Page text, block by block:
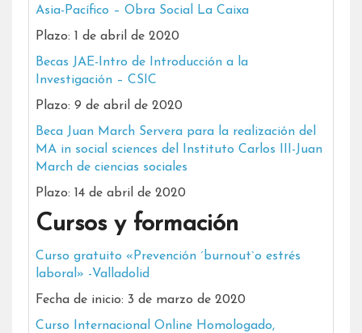
Asia-Pacífico – Obra Social La Caixa
Plazo: 1 de abril de 2020
Becas JAE-Intro de Introducción a la
Investigación – CSIC
Plazo: 9 de abril de 2020
Beca Juan March Servera para la realización del
MA in social sciences del Instituto Carlos III-Juan
March de ciencias sociales
Plazo: 14 de abril de 2020
Cursos y formación
Curso gratuito «Prevención ´burnout`o estrés
laboral» -Valladolid
Fecha de inicio: 3 de marzo de 2020
Curso Internacional Online Homologado,